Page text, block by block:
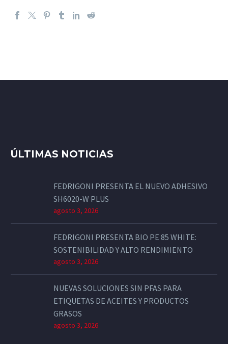
ÚLTIMAS NOTICIAS
FEDRIGONI PRESENTA EL NUEVO ADHESIVO
SH6020-W PLUS
agosto 3, 2026
FEDRIGONI PRESENTA BIO PE 85 WHITE:
SOSTENIBILIDAD Y ALTO RENDIMIENTO
agosto 3, 2026
NUEVAS SOLUCIONES SIN PFAS PARA
ETIQUETAS DE ACEITES Y PRODUCTOS
GRASOS
agosto 3, 2026